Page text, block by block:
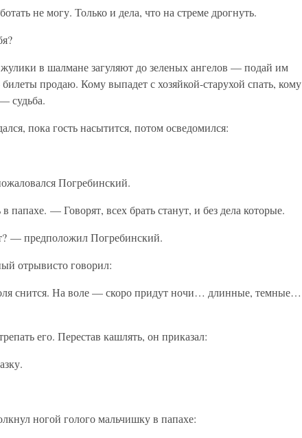
не могу. Только и дела, что на стреме дрогнуть.
в шалмане загуляют до зеленых ангелов — подай им
продаю. Кому выпадет с хозяйкой-старухой спать, кому
судьба.
пока гость насытится, потом осведомился:
Погребинский.
— Говорят, всех брать станут, и без дела которые.
— предположил Погребинский.
отрывисто говорил:
снится. На воле — скоро придут ночи… длинные, темные…
его. Перестав кашлять, он приказал:
ногой голого мальчишку в папахе: